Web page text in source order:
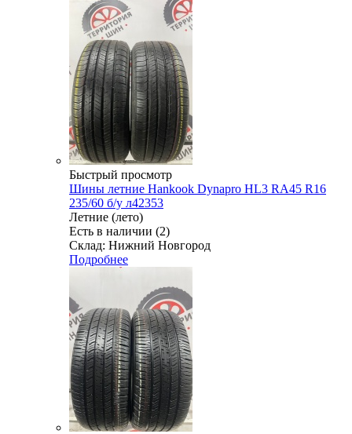
Быстрый просмотр
Шины летние Hankook Dynapro HL3 RA45 R16
235/60 б/у л42353
Летние (лето)
Есть в наличии (2)
Склад: Нижний Новгород
Подробнее